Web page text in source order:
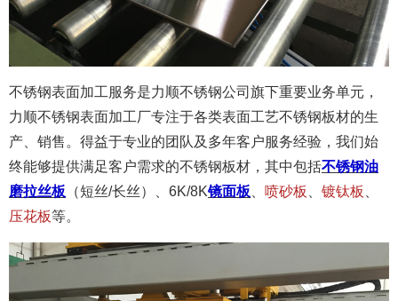
不锈钢表面加工服务是力顺不锈钢公司旗下重要业务单元，
力顺不锈钢表面加工厂专注于各类表面工艺不锈钢板材的生
产、销售。得益于专业的团队及多年客户服务经验，我们始
终能够提供满足客户需求的不锈钢板材，其中包括不锈钢油
磨拉丝板 （短丝/长丝）、6K/8K镜面板 喷砂板 镀钛板
压花板等。